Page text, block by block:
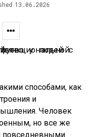
13.06.2026
способами, как
и
Человек
но все же
повседневными